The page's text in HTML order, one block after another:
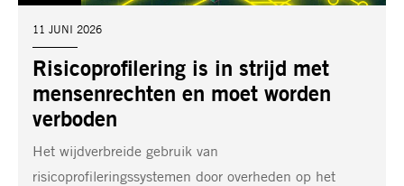
Risicoprofilering is in strijd met
mensenrechten en moet worden
verboden
DATUM:
11 JUNI 2026
Het wijdverbreide gebruik van
risicoprofileringssystemen door overheden op het